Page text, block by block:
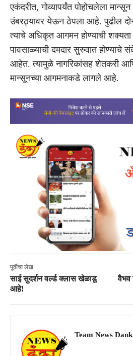
एकंदरीत, गोव्यापर्यंत पोहोचलेला मान्सून
उंबरठ्यावर येऊन ठेपला आहे. पुढील
त्याचे अधिकृत आगमन होण्याची
पावसाळ्याची दमदार सुरुवात होण्याचे
आहेत. त्यामुळे नागरिकांसह शेतकरी
मान्सूनच्या आगमनाकडे लागले आहे.
पूर्वीचा लेख
साई सुदर्शन वर्ल्ड क्लास खेळाडू
आहे!
वैभव
Team News